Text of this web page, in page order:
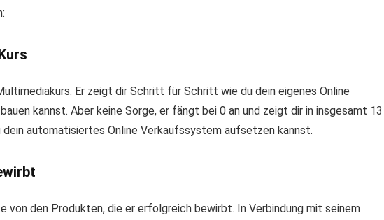
Er zeigt dir Schritt für Schritt wie du dein eigenes Online
kannst. Aber keine Sorge, er fängt bei 0 an und zeigt dir in insgesamt 13
automatisiertes Online Verkaufssystem aufsetzen kannst.
von den Produkten, die er erfolgreich bewirbt. In Verbindung mit seinem